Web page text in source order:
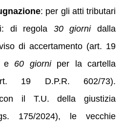
: per gli atti tributari
di regola 30 giornidalla
di accertamento (art. 19
e 60 giorniper la cartella
19 D.P.R. 602/73).
con il T.U. della giustizia
175/2024), le vecchie